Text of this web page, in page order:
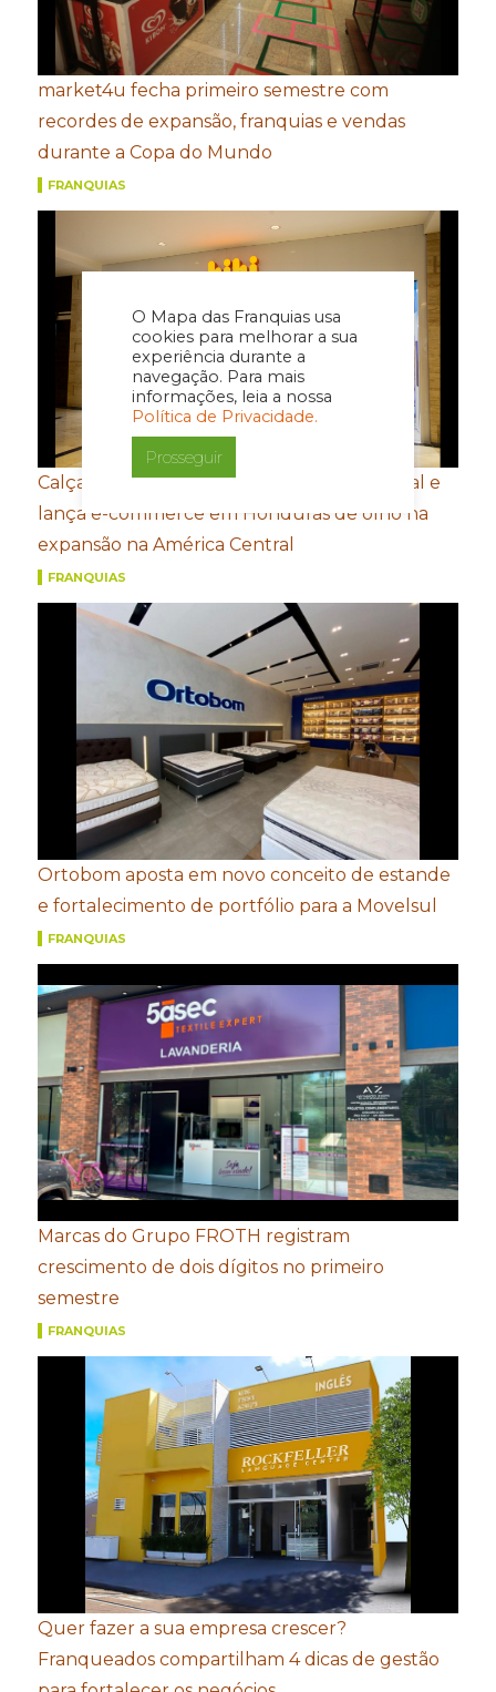
O Mapa das Franquias usa
cookies para melhorar a sua
experiência durante a
navegação. Para mais
informações, leia a nossa
Política de Privacidade.
Prosseguir
market4u fecha primeiro semestre com
recordes de expansão, franquias e vendas
durante a Copa do Mundo
FRANQUIAS
Calçados Bibi amplia presença internacional e
lança e-commerce em Honduras de olho na
expansão na América Central
FRANQUIAS
Ortobom aposta em novo conceito de estande
e fortalecimento de portfólio para a Movelsul
FRANQUIAS
Marcas do Grupo FROTH registram
crescimento de dois dígitos no primeiro
semestre
FRANQUIAS
Quer fazer a sua empresa crescer?
Franqueados compartilham 4 dicas de gestão